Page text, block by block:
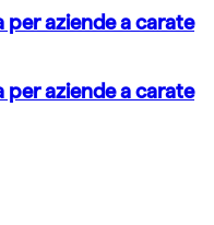
aziende a carate
aziende a carate